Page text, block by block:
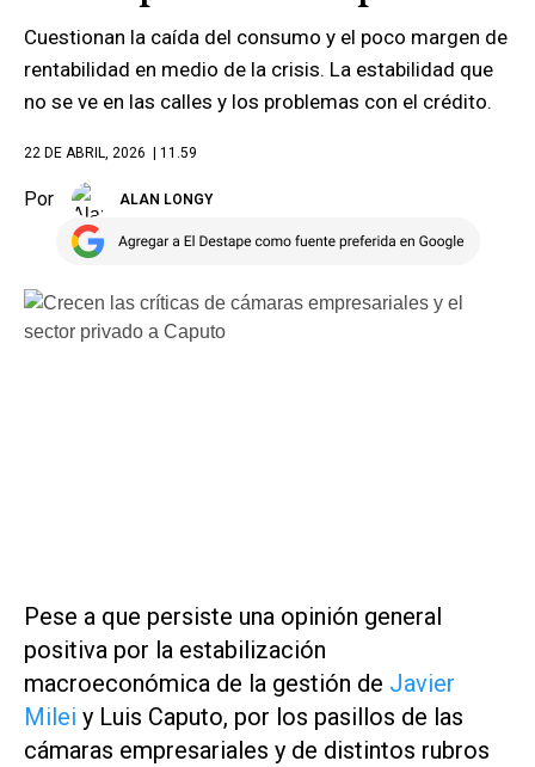
Cuestionan la caída del consumo y el poco margen de
rentabilidad en medio de la crisis. La estabilidad que
no se ve en las calles y los problemas con el crédito.
22 DE ABRIL, 2026 | 11.59
Por ALAN LONGY
Pese a que persiste una opinión general
positiva por la estabilización
macroeconómica de la gestión de Javier
Milei y Luis Caputo, por los pasillos de las
cámaras empresariales y de distintos rubros